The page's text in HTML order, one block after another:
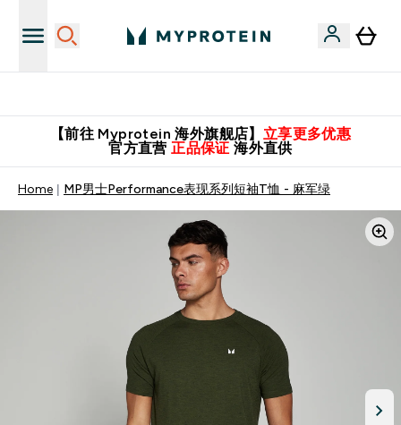
【前往 Myprotein 海外旗舰店】 立享更多优惠
官方直营 正品保证 海外直供
Home MP男士Performance表现系列短袖T恤 - 麻军绿